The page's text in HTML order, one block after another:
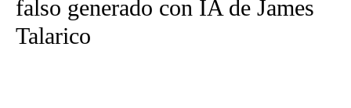
falso generado con IA de James
Talarico